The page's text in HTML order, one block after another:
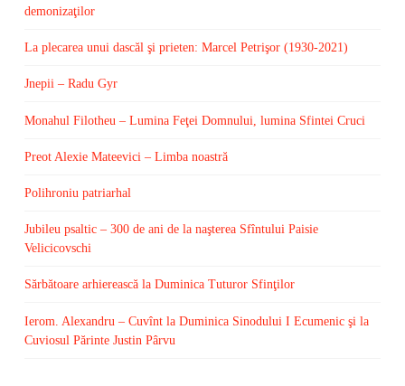
demonizaţilor
La plecarea unui dascăl şi prieten: Marcel Petrişor (1930-2021)
Jnepii – Radu Gyr
Monahul Filotheu – Lumina Feţei Domnului, lumina Sfintei Cruci
Preot Alexie Mateevici – Limba noastră
Polihroniu patriarhal
Jubileu psaltic – 300 de ani de la naşterea Sfîntului Paisie
Velicicovschi
Sărbătoare arhierească la Duminica Tuturor Sfinţilor
Ierom. Alexandru – Cuvînt la Duminica Sinodului I Ecumenic şi la
Cuviosul Părinte Justin Pârvu